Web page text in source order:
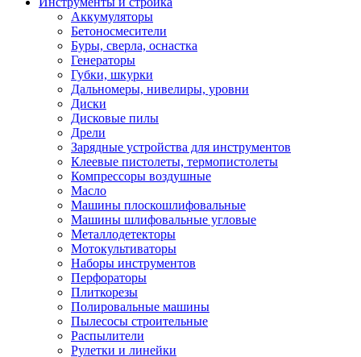
Аккумуляторы
Бетоносмесители
Буры, сверла, оснастка
Генераторы
Губки, шкурки
Дальномеры, нивелиры, уровни
Диски
Дисковые пилы
Дрели
Зарядные устройства для инструментов
Клеевые пистолеты, термопистолеты
Компрессоры воздушные
Масло
Машины плоскошлифовальные
Машины шлифовальные угловые
Металлодетекторы
Мотокультиваторы
Наборы инструментов
Перфораторы
Плиткорезы
Полировальные машины
Пылесосы строительные
Распылители
Рулетки и линейки